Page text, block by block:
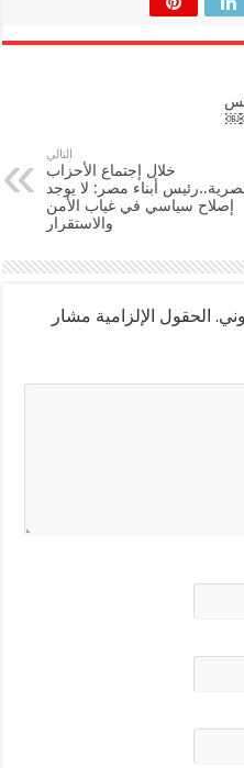
التالي
خلال إجتماع الأحزاب
أبناء مصر: لا يوجد
إصلاح سياسي في غياب الأمن
والاستقرار
الحقول الإلزامية مشار